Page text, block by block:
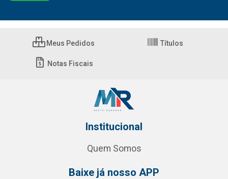
Meus Pedidos Títulos
Notas Fiscais
Institucional
Quem Somos
Baixe já nosso APP